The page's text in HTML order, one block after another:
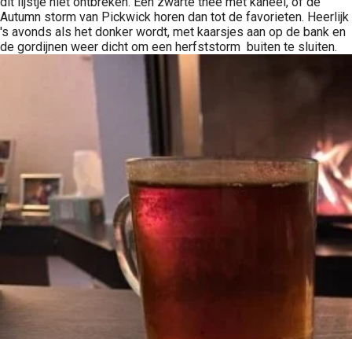
Autumn storm van Pickwick horen dan tot de favorieten. Heerlijk
's avonds als het donker wordt, met kaarsjes aan op de bank en
de gordijnen weer dicht om een herfststorm buiten te sluiten.